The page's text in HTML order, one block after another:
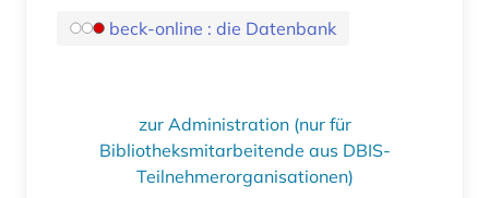
beck-online : die Datenbank
zur Administration (nur für
Bibliotheksmitarbeitende aus DBIS-
Teilnehmerorganisationen)